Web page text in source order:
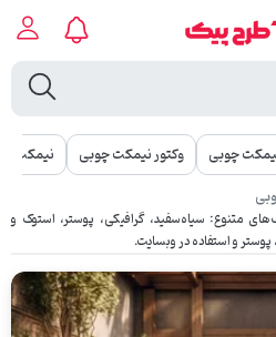
چوبی وکتور نیمکت چوبی
نیمکت
متنوع: سیاه‌سفید، گرافیکی، پوستر، استوک و
و استفاده در وبسایت.